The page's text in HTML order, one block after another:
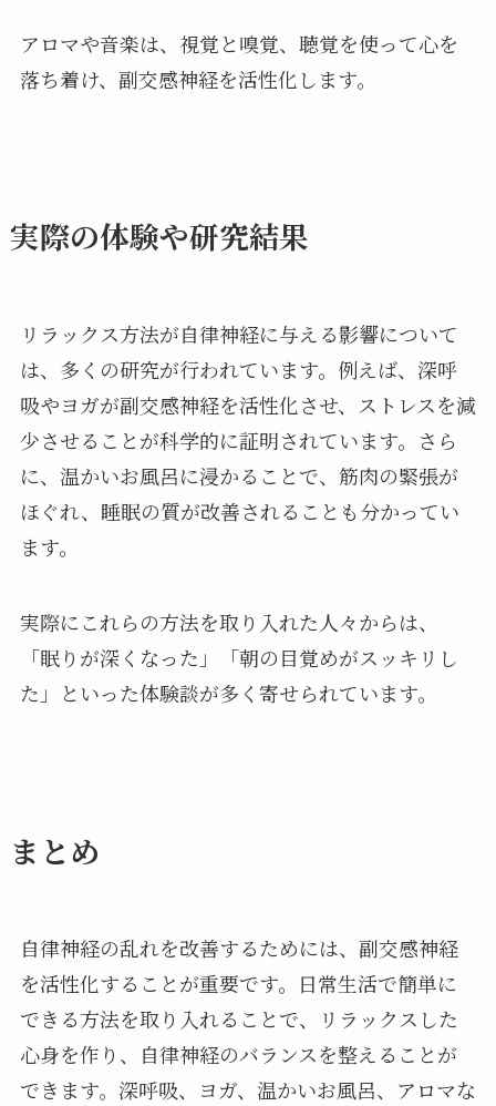
アロマや音楽は、視覚と嗅覚、聴覚を使って心を
落ち着け、副交感神経を活性化します。
実際の体験や研究結果
リラックス方法が自律神経に与える影響について
は、多くの研究が行われています。例えば、深呼
吸やヨガが副交感神経を活性化させ、ストレスを減
少させることが科学的に証明されています。さら
に、温かいお風呂に浸かることで、筋肉の緊張が
ほぐれ、睡眠の質が改善されることも分かってい
ます。
実際にこれらの方法を取り入れた人々からは、
「眠りが深くなった」「朝の目覚めがスッキリし
た」といった体験談が多く寄せられています。
まとめ
自律神経の乱れを改善するためには、副交感神経
を活性化することが重要です。日常生活で簡単に
できる方法を取り入れることで、リラックスした
心身を作り、自律神経のバランスを整えることが
できます。深呼吸、ヨガ、温かいお風呂、アロマな